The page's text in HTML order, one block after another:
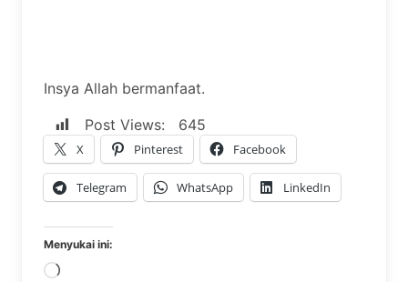
Insya Allah bermanfaat.
Post Views:
645
X Pinterest Facebook
Telegram WhatsApp LinkedIn
Menyukai ini:
Memuat...